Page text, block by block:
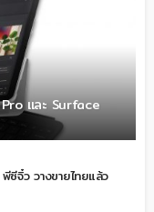
และ Surface
ซีจิ๋ว วางขายไทยแล้ว